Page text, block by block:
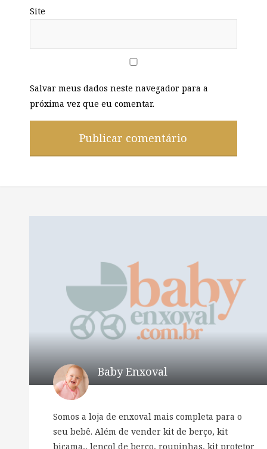
Site
Salvar meus dados neste navegador para a
próxima vez que eu comentar.
Baby Enxoval
Somos a loja de enxoval mais completa para o
seu bebê. Além de vender kit de berço, kit
bicama,, lençol de berço, roupinhas, kit protetor